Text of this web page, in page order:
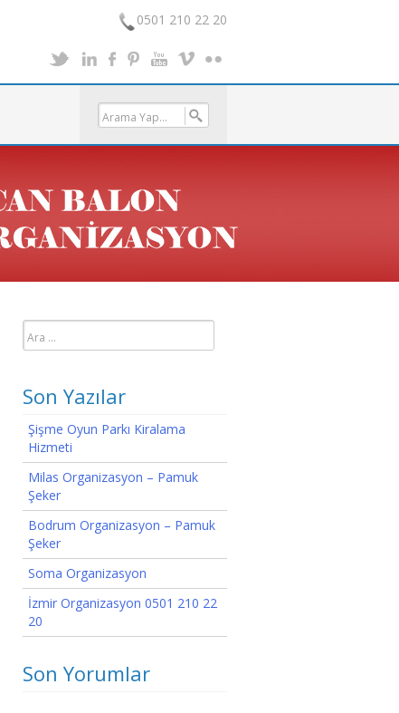
0501 210 22 20
Arama:
Son Yazılar
Şişme Oyun Parkı Kiralama
Hizmeti
Milas Organizasyon – Pamuk
Şeker
Bodrum Organizasyon – Pamuk
Şeker
Soma Organizasyon
İzmir Organizasyon 0501 210 22
20
Son Yorumlar